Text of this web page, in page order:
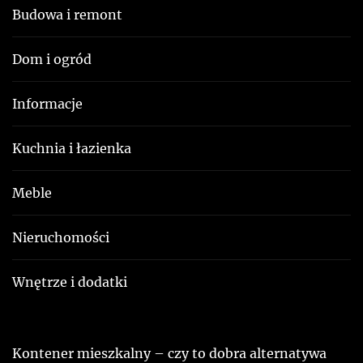
Budowa i remont
Dom i ogród
Informacje
Kuchnia i łazienka
Meble
Nieruchomości
Wnętrze i dodatki
Kontener mieszkalny – czy to dobra alternatywa